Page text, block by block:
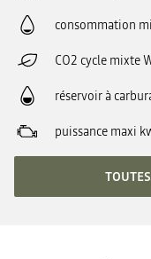
consommation
CO2 cycle mixte
réservoir à
puissance maxi